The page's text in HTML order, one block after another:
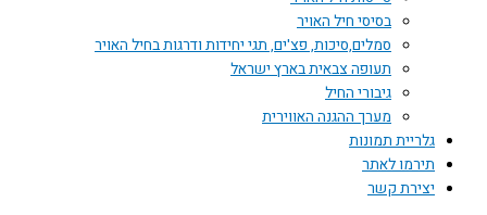
בסיסי חיל האויר
סמלים,סיכות, פצ'ים, תגי יחידות ודרגות בחיל האויר
תעופה צבאית בארץ ישראל
גיבורי החיל
מערך ההגנה האווירית
גלריית תמונות
תירמו לאתר
יצירת קשר